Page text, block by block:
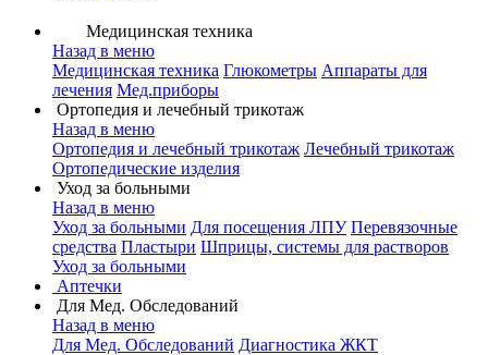
Медицинская техника
Назад в меню
Медицинская техника Глюкометры Аппараты для
лечения Мед.приборы
Ортопедия и лечебный трикотаж
Назад в меню
Ортопедия и лечебный трикотаж Лечебный трикотаж
Ортопедические изделия
Уход за больными
Назад в меню
Уход за больными Для посещения ЛПУ Перевязочные
средства Пластыри Шприцы, системы для растворов
Уход за больными
Аптечки
Для Мед. Обследований
Назад в меню
Для Мед. Обследований Диагностика ЖКТ